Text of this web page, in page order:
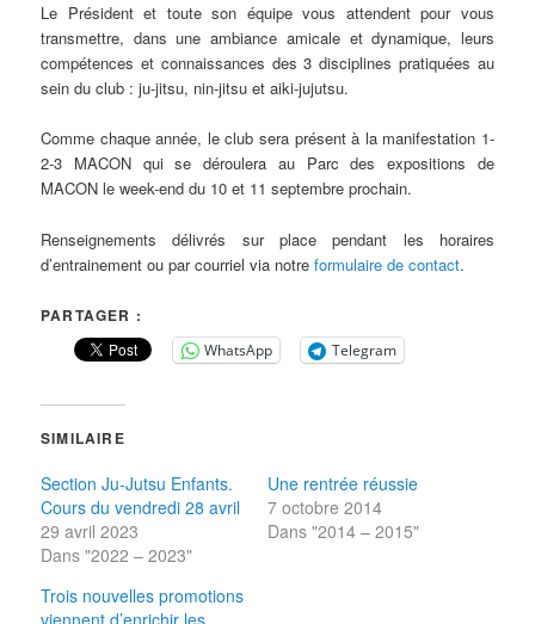
Le Président et toute son équipe vous attendent pour vous
transmettre, dans une ambiance amicale et dynamique, leurs
compétences et connaissances des 3 disciplines pratiquées au
sein du club : ju-jitsu, nin-jitsu et aiki-jujutsu.
Comme chaque année, le club sera présent à la manifestation 1-
2-3 MACON qui se déroulera au Parc des expositions de
MACON le week-end du 10 et 11 septembre prochain.
Renseignements délivrés sur place pendant les horaires
d’entrainement ou par courriel via notreformulaire de contact.
PARTAGER :
WhatsApp Telegram
SIMILAIRE
Section Ju-Jutsu Enfants.
Cours du vendredi 28 avril
29 avril 2023
Dans "2022 – 2023"
Une rentrée réussie
7 octobre 2014
Dans "2014 – 2015"
Trois nouvelles promotions
viennent d’enrichir les